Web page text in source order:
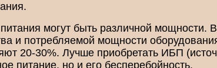
могут быть различной мощности.
и потребляемой мощности
20-30%. Лучше приобретать ИБП
питание, но и его бесперебойность.